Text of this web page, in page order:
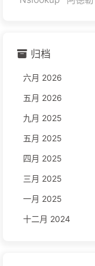
归档
六月 2026
五月 2026
九月 2025
五月 2025
四月 2025
三月 2025
一月 2025
十二月 2024